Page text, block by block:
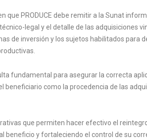
que PRODUCE debe remitir a la Sunat
legal y el detalle de las adquisiciones
de inversión y los sujetos habilitados para
fundamental para asegurar la correcta
como la procedencia de las
que permiten hacer efectivo el
beneficio y fortaleciendo el control de su